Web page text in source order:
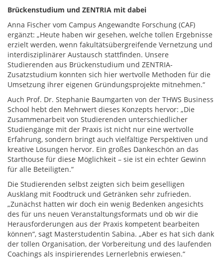
Brückenstudium und ZENTRIA mit dabei
Anna Fischer vom Campus Angewandte Forschung (CAF)
ergänzt: „Heute haben wir gesehen, welche tollen Ergebnisse
erzielt werden, wenn fakultätsübergreifende Vernetzung und
interdisziplinärer Austausch stattfinden. Unsere
Studierenden aus Brückenstudium und ZENTRIA-
Zusatzstudium konnten sich hier wertvolle Methoden für die
Umsetzung ihrer eigenen Gründungsprojekte mitnehmen.“
Auch Prof. Dr. Stephanie Baumgarten von der THWS Business
School hebt den Mehrwert dieses Konzepts hervor: „Die
Zusammenarbeit von Studierenden unterschiedlicher
Studiengänge mit der Praxis ist nicht nur eine wertvolle
Erfahrung, sondern bringt auch vielfältige Perspektiven und
kreative Lösungen hervor. Ein großes Dankeschön an das
Starthouse für diese Möglichkeit – sie ist ein echter Gewinn
für alle Beteiligten.“
Die Studierenden selbst zeigten sich beim geselligen
Ausklang mit Foodtruck und Getränken sehr zufrieden.
„Zunächst hatten wir doch ein wenig Bedenken angesichts
des für uns neuen Veranstaltungsformats und ob wir die
Herausforderungen aus der Praxis kompetent bearbeiten
können“, sagt Masterstudentin Sabina. „Aber es hat sich dank
der tollen Organisation, der Vorbereitung und des laufenden
Coachings als inspirierendes Lernerlebnis erwiesen.“